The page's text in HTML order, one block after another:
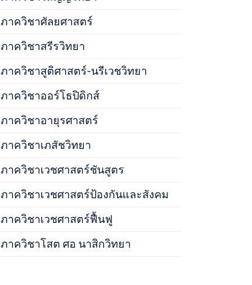
ภาควิชาศัลยศาสตร์
ภาควิชาสรีรวิทยา
ภาควิชาสูติศาสตร์-นรีเวชวิทยา
ภาควิชาออร์โธปิดิกส์
ภาควิชาอายุรศาสตร์
ภาควิชาเภสัชวิทยา
ภาควิชาเวชศาสตร์ชันสูตร
ภาควิชาเวชศาสตร์ป้องกันและสังคม
ภาควิชาเวชศาสตร์ฟื้นฟู
ภาควิชาโสต ศอ นาสิกวิทยา